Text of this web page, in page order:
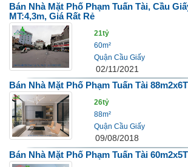
Bán Nhà Mặt Phố Phạm Tuấn Tài, Cầu
MT:4,3m, Giá Rất Rẻ
21tỷ
60m²
Quận Cầu Giấy
02/11/2021
Bán Nhà Mặt Phố Phạm Tuấn Tài
26tỷ
88m²
Quận Cầu Giấy
09/08/2018
Bán Nhà Mặt Phố Phạm Tuấn Tài